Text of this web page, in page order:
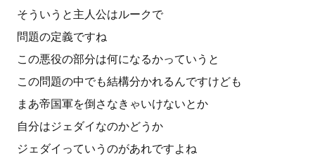
そういうと主人公はルークで
問題の定義ですね
この悪役の部分は何になるかっていうと
この問題の中でも結構分かれるんですけども
まあ帝国軍を倒さなきゃいけないとか
自分はジェダイなのかどうか
ジェダイっていうのがあれですよね